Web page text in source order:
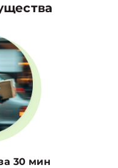
30 мин